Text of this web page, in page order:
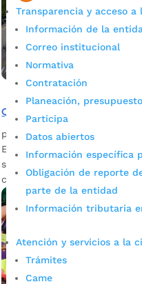
Transparencia y acceso
Información de la
Correo institucional
Normativa
Contratación
Planeación,
Participa
Datos abiertos
Información específica
Obligación de reporte
parte de la entidad
Información tributaria
Atención y servicios a la
Trámites
Came
Que ningún paisano se
por Edgar Augusto Sánchez
El Festival de Colonias se
septiembre. Este año
con su propia colonia con el